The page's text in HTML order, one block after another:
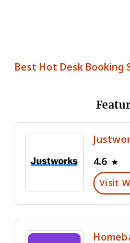
Best Hot Desk Booking
4.6
Visit